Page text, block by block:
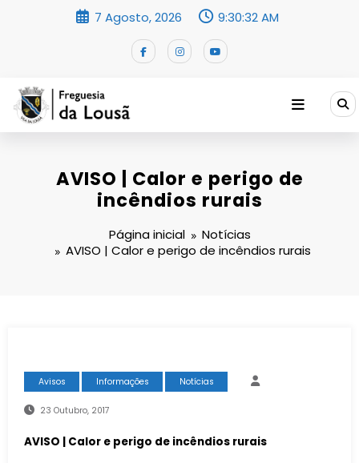
7 Agosto, 2026 9:30:33 AM
AVISO | Calor e perigo de
incêndios rurais
Página inicial
Notícias
AVISO | Calor e perigo de incêndios rurais
Avisos Informações Notícias
23 Outubro, 2017
AVISO | Calor e perigo de incêndios rurais